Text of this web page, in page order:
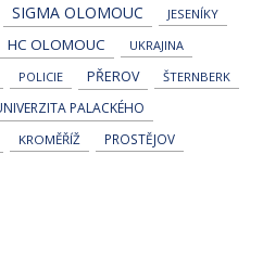
SIGMA OLOMOUC JESENÍKY
HC OLOMOUC
UKRAJINA
POLICIE PŘEROV
ŠTERNBERK
PALACKÉHO
KROMĚŘÍŽ PROSTĚJOV